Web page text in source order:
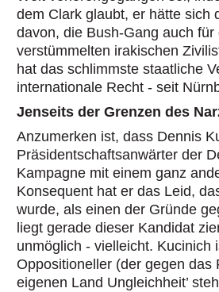
dem Clark glaubt, er hätte sich
davon, die Bush-Gang auch
verstümmelten irakischen
hat das schlimmste staatliche
internationale Recht - seit
Jenseits der Grenzen des
Anzumerken ist, dass Dennis
Präsidentschaftsanwärter der
Kampagne mit einem ganz
Konsequent hat er das Leid,
wurde, als einen der Gründe
liegt gerade dieser Kandidat
unmöglich - vielleicht. Kucinich
Oppositioneller (der gegen das
eigenen Land Ungleichheit’